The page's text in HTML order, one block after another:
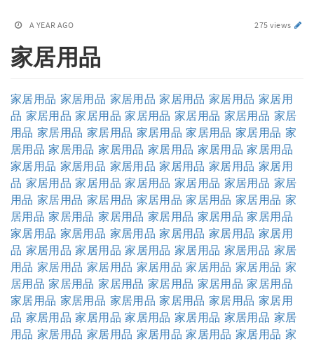
A YEAR AGO 275 views
家居用品
家居用品 家居用品 家居用品 家居用品 家居用品 家居用
品 家居用品 家居用品 家居用品 家居用品 家居用品 家居
用品 家居用品 家居用品 家居用品 家居用品 家居用品 家
居用品 家居用品 家居用品 家居用品 家居用品 家居用品
家居用品 家居用品 家居用品 家居用品 家居用品 家居用
品 家居用品 家居用品 家居用品 家居用品 家居用品 家居
用品 家居用品 家居用品 家居用品 家居用品 家居用品 家
居用品 家居用品 家居用品 家居用品 家居用品 家居用品
家居用品 家居用品 家居用品 家居用品 家居用品 家居用
品 家居用品 家居用品 家居用品 家居用品 家居用品 家居
用品 家居用品 家居用品 家居用品 家居用品 家居用品 家
居用品 家居用品 家居用品 家居用品 家居用品 家居用品
家居用品 家居用品 家居用品 家居用品 家居用品 家居用
品 家居用品 家居用品 家居用品 家居用品 家居用品 家居
用品 家居用品 家居用品 家居用品 家居用品 家居用品 家